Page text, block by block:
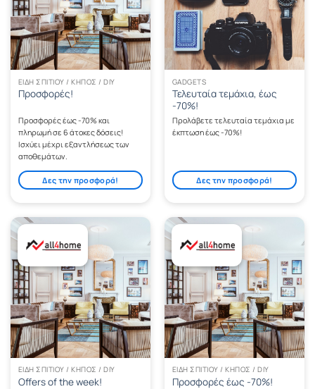
ΕΊΔΗ ΣΠΙΤΙΟΎ / ΚΉΠΟΣ / DIY
Προσφορές!
Προσφορές έως -70% και
πληρωμή σε 6 άτοκες δόσεις!
Ισχύει μέχρι εξαντλήσεως των
αποθεμάτων.
Δες την προσφορά!
GADGETS
Τελευταία τεμάχια, έως
-70%!
Προλάβετε τελευταία τεμάχια με
έκπτωση έως -70%!
Δες την προσφορά!
ΕΊΔΗ ΣΠΙΤΙΟΎ / ΚΉΠΟΣ / DIY
Offers of the week!
ΕΊΔΗ ΣΠΙΤΙΟΎ / ΚΉΠΟΣ / DIY
Προσφορές έως -70%!